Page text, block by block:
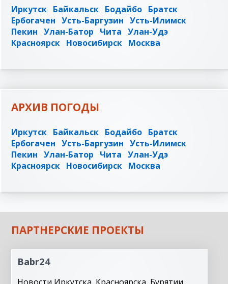
Иркутск Байкальск Бодайбо Братск
Ербогачен Усть-Баргузин Усть-Илимск
Пекин Улан-Батор Чита Улан-Удэ
Красноярск Новосибирск Москва
АРХИВ ПОГОДЫ
Иркутск Байкальск Бодайбо Братск
Ербогачен Усть-Баргузин Усть-Илимск
Пекин Улан-Батор Чита Улан-Удэ
Красноярск Новосибирск Москва
ПАРТНЕРСКИЕ ПРОЕКТЫ
Babr24